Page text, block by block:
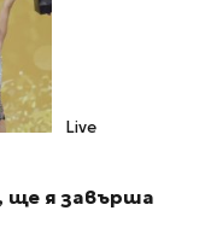
Live
ще я завърша